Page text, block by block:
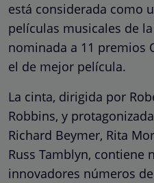
está considerada como
películas musicales de
nominada a 11 premios
el de mejor película.
La cinta, dirigida por
Robbins, y
Richard Beymer, Rita
Russ Tamblyn, contiene
innovadores números